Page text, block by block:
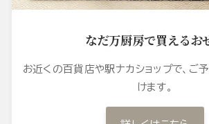
なだ万厨房で買えるお
お近くの百貨店や駅ナカショップで、ご
けます。